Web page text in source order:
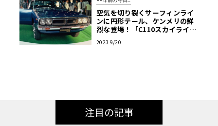
空気を切り裂くサーフィンライ
ンに円形テール、ケンメリの鮮
烈な登場！「C110スカイライ
んなことが…】
2023 9/20
注目の記事